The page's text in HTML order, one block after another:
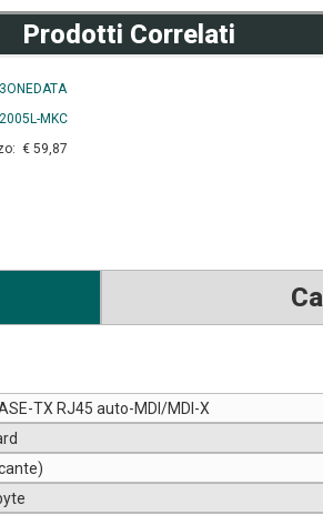
Prodotti Correlati
MKC
€ 59,87
TX RJ45 auto-MDI/MDI-X